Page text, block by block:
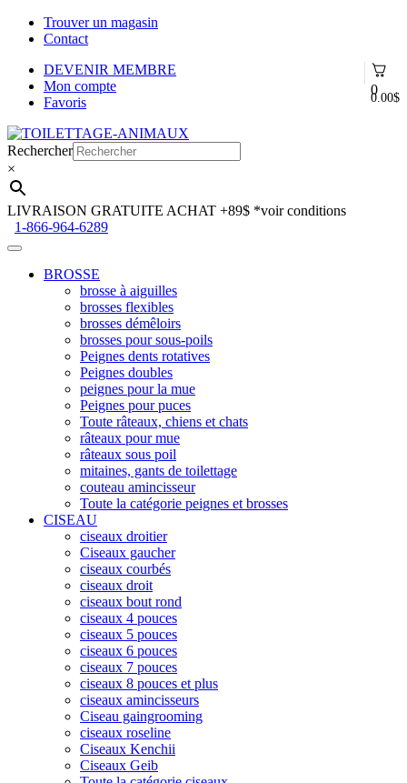
Trouver un magasin
Contact
0
0.00$
DEVENIR MEMBRE
Mon compte
Favoris
Aller
à
la
navigation
Aller
au
contenu
Rechercher
×
LIVRAISON GRATUITE ACHAT +89$ *voir conditions
1-866-964-6289
BROSSE
brosse à aiguilles
brosses flexibles
brosses démêloirs
brosses pour sous-poils
Peignes dents rotatives
Peignes doubles
peignes pour la mue
Peignes pour puces
Toute râteaux, chiens et chats
râteaux pour mue
râteaux sous poil
mitaines, gants de toilettage
couteau amincisseur
Toute la catégorie peignes et brosses
CISEAU
ciseaux droitier
Ciseaux gaucher
ciseaux courbés
ciseaux droit
ciseaux bout rond
ciseaux 4 pouces
ciseaux 5 pouces
ciseaux 6 pouces
ciseaux 7 pouces
ciseaux 8 pouces et plus
ciseaux amincisseurs
Ciseau gaingrooming
ciseaux roseline
Ciseaux Kenchii
Ciseaux Geib